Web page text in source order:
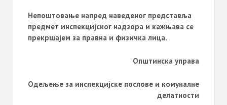
Непоштовање напред наведеног представља
предмет инспекцијског надзора и кажњава се
прекршајем за правна и физичка лица.
Општинска управа
Одељење за инспекцијске послове и комуналне
делатности